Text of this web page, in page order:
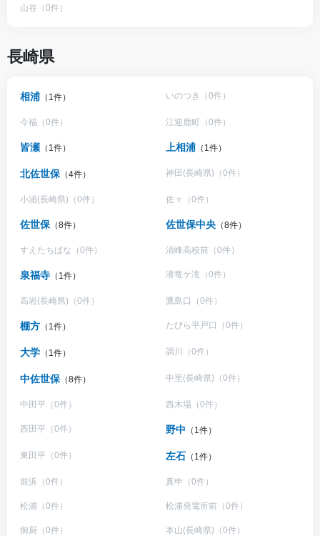
山谷（0件）
長崎県
相浦 （1件） いのつき（0件）
今福（0件） 江迎鹿町（0件）
皆瀬 （1件） 上相浦 （1件）
北佐世保 （4件） 神田(長崎県)（0件）
小浦(長崎県)（0件） 佐々（0件）
佐世保 （8件） 佐世保中央 （8件）
すえたちばな（0件） 清峰高校前（0件）
泉福寺 （1件） 潜竜ケ滝（0件）
高岩(長崎県)（0件） 鷹島口（0件）
棚方 （1件） たびら平戸口（0件）
大学 （1件） 調川（0件）
中佐世保 （8件） 中里(長崎県)（0件）
中田平（0件） 西木場（0件）
西田平（0件） 野中 （1件）
東田平（0件） 左石 （1件）
前浜（0件） 真申（0件）
松浦（0件） 松浦発電所前（0件）
御厨（0件） 本山(長崎県)（0件）